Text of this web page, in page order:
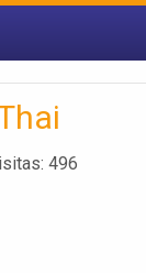
Thai
496